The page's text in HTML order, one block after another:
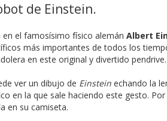
de Einstein.
en el famosísimo físico alemán Albert
más importantes de todos los
en este original y divertido pendrive.
ver un dibujo de Einsteinechando la
en la que sale haciendo este gesto.
en su camiseta.